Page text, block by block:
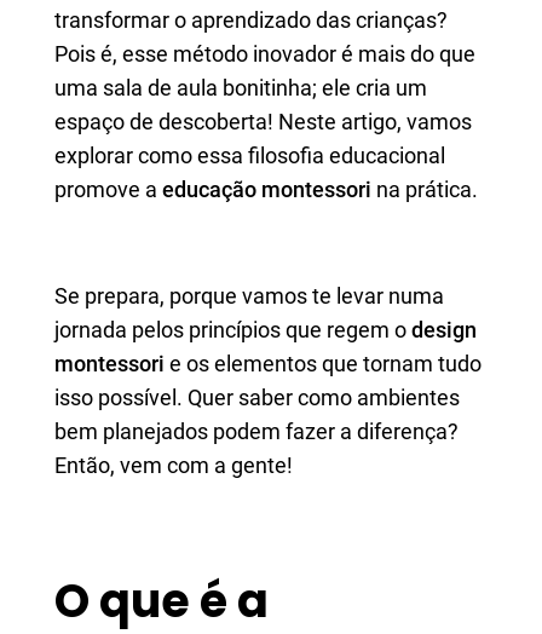
transformar o aprendizado das crianças?
Pois é, esse método inovador é mais do que
uma sala de aula bonitinha; ele cria um
espaço de descoberta! Neste artigo, vamos
explorar como essa filosofia educacional
promove a educação montessori na prática.
Se prepara, porque vamos te levar numa
jornada pelos princípios que regem odesign
montessori e os elementos que tornam tudo
isso possível. Quer saber como ambientes
bem planejados podem fazer a diferença?
Então, vem com a gente!
O que é a